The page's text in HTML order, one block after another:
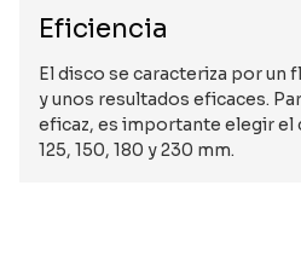
Eficiencia
El disco se caracteriza por
y unos resultados eficaces.
eficaz, es importante elegir el
125, 150, 180 y 230 mm.